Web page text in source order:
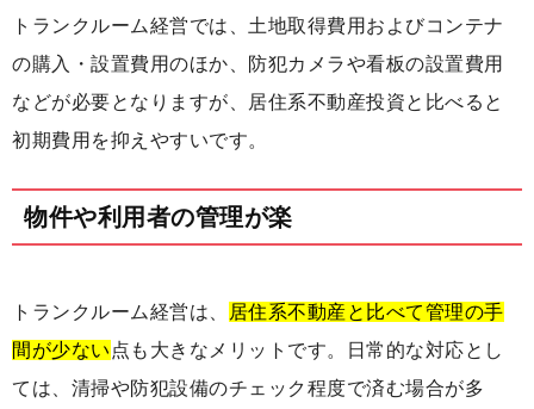
トランクルーム経営では、土地取得費用およびコンテナ
の購入・設置費用のほか、防犯カメラや看板の設置費用
などが必要となりますが、居住系不動産投資と比べると
初期費用を抑えやすいです。
物件や利用者の管理が楽
トランクルーム経営は、
居住系不動産と比べて管理の手
間が少ない 点も大きなメリットです。日常的な対応とし
ては、清掃や防犯設備のチェック程度で済む場合が多